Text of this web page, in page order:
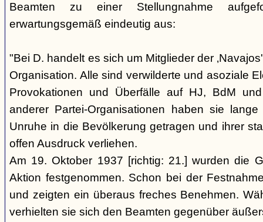
Beamten zu einer Stellungnahme
erwartungsgemäß eindeutig aus:
"Bei D. handelt es sich um Mitglieder der
Organisation. Alle sind verwilderte und asoziale
Provokationen und Überfälle auf HJ, BdM
anderer Partei-Organisationen haben sie
Unruhe in die Bevölkerung getragen und ihrer
offen Ausdruck verliehen.
Am 19. Oktober 1937 [richtig: 21.] wurden die
Aktion festgenommen. Schon bei der
und zeigten ein überaus freches Benehmen.
verhielten sie sich den Beamten gegenüber